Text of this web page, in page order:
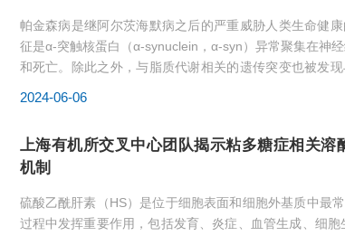
帕金森病是继阿尔茨海默病之后的严重威胁人类生命健
征是α-突触核蛋白（α-synuclein，α-syn）异常聚集在神
和死亡。除此之外，与脂质代谢相关的遗传突变也被发
2024-06-06
上海有机所交叉中心团队揭示粘多糖症相关溶
机制
硫酸乙酰肝素（HS）是位于细胞表面和细胞外基质中最
过程中发挥重要作用，包括发育、炎症、血管生成、细